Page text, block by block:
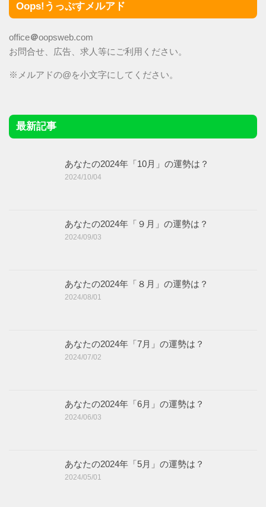
Oops!うっぷすメルアド
office＠oopsweb.com
お問合せ、広告、求人等にご利用ください。
※メルアドの@を小文字にしてください。
最新記事
あなたの2024年「10月」の運勢は？
2024/10/04
あなたの2024年「９月」の運勢は？
2024/09/03
あなたの2024年「８月」の運勢は？
2024/08/01
あなたの2024年「7月」の運勢は？
2024/07/02
あなたの2024年「6月」の運勢は？
2024/06/03
あなたの2024年「5月」の運勢は？
2024/05/01